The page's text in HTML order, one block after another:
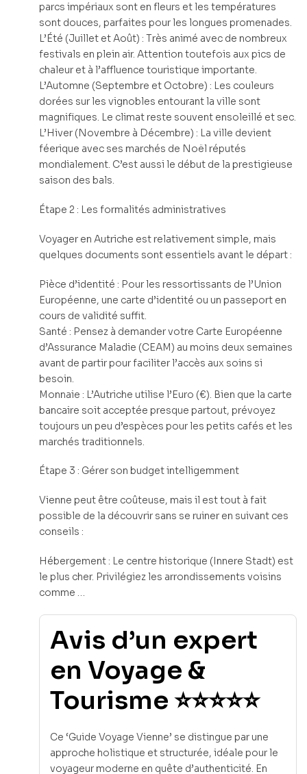
parcs impériaux sont en fleurs et les températures
sont douces, parfaites pour les longues promenades.
L’Été (Juillet et Août) : Très animé avec de nombreux
festivals en plein air. Attention toutefois aux pics de
chaleur et à l’affluence touristique importante.
L’Automne (Septembre et Octobre) : Les couleurs
dorées sur les vignobles entourant la ville sont
magnifiques. Le climat reste souvent ensoleillé et sec.
L’Hiver (Novembre à Décembre) : La ville devient
féerique avec ses marchés de Noël réputés
mondialement. C’est aussi le début de la prestigieuse
saison des bals.
Étape 2 : Les formalités administratives
Voyager en Autriche est relativement simple, mais
quelques documents sont essentiels avant le départ :
Pièce d’identité : Pour les ressortissants de l’Union
Européenne, une carte d’identité ou un passeport en
cours de validité suffit.
Santé : Pensez à demander votre Carte Européenne
d’Assurance Maladie (CEAM) au moins deux semaines
avant de partir pour faciliter l’accès aux soins si
besoin.
Monnaie : L’Autriche utilise l’Euro (€). Bien que la carte
bancaire soit acceptée presque partout, prévoyez
toujours un peu d’espèces pour les petits cafés et les
marchés traditionnels.
Étape 3 : Gérer son budget intelligemment
Vienne peut être coûteuse, mais il est tout à fait
possible de la découvrir sans se ruiner en suivant ces
conseils :
Hébergement : Le centre historique (Innere Stadt) est
le plus cher. Privilégiez les arrondissements voisins
comme …
Avis d’un expert
en Voyage &
Tourisme ⭐⭐⭐⭐⭐
Ce ‘Guide Voyage Vienne’ se distingue par une
approche holistique et structurée, idéale pour le
voyageur moderne en quête d’authenticité. En